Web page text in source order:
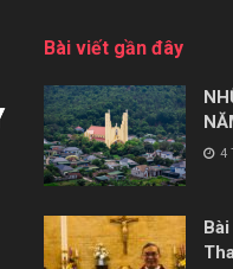
Bài viết gần đây
4